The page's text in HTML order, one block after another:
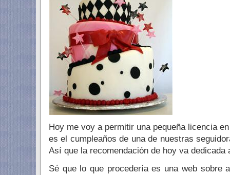
Hoy me voy a permitir una pequeña licencia
es el cumpleaños de una de nuestras
Así que la recomendación de hoy va dedicada
Sé que lo que procedería es una web sobre